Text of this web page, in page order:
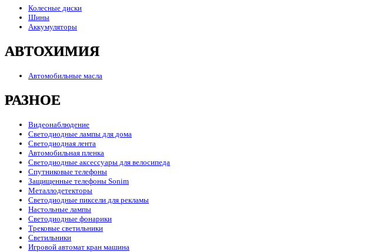
Колесные диски
Шины
Аккумуляторы
АВТОХИМИЯ
Автомобильные масла
РАЗНОЕ
Видеонаблюдение
Светодиодные лампы для дома
Светодиодная лента
Автомобильная пленка
Светодиодные аксессуары для велосипеда
Спутниковые телефоны
Защищенные телефоны Sonim
Металлодетекторы
Светодиодные пиксели для рекламы
Настольные лампы
Светодиодные фонарики
Трековые светильники
Светильники
Игровой автомат кран машина